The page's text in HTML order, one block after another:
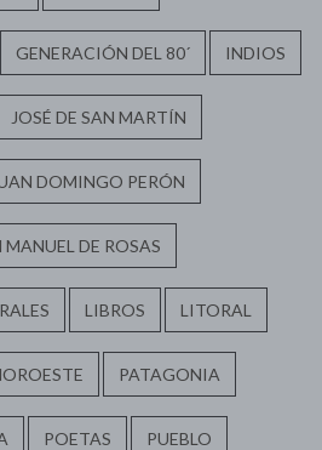
GENERACIÓN DEL 80´ INDIOS
JOSÉ DE SAN MARTÍN
DOMINGO PERÓN
MANUEL DE ROSAS
LIBROS LITORAL
PATAGONIA
POETAS PUEBLO